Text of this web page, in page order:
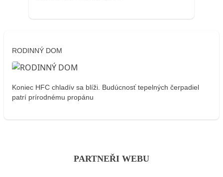
RODINNÝ DOM
Koniec HFC chladív sa blíži. Budúcnosť tepelných čerpadiel
patrí prírodnému propánu
PARTNEŘI WEBU